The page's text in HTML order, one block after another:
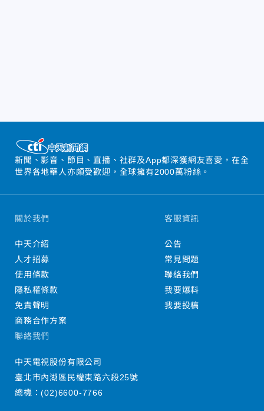
新聞、影音、節目、直播、社群及App都深獲網友喜愛，在全
世界各地華人亦頗受歡迎，全球擁有2000萬粉絲。
關於我們
中天介紹
人才招募
使用條款
隱私權條款
免責聲明
商務合作方案
客服資訊
公告
常見問題
聯絡我們
我要爆料
我要投稿
聯絡我們
中天電視股份有限公司
臺北市內湖區民權東路六段25號
總機：(02)6600-7766